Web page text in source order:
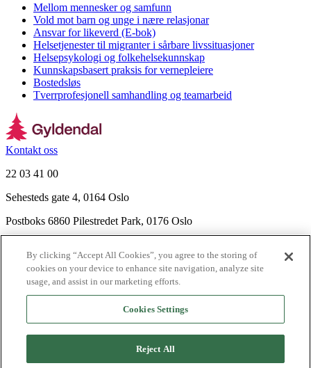
Mellom mennesker og samfunn
Vold mot barn og unge i nære relasjonar
Ansvar for likeverd (E-bok)
Helsetjenester til migranter i sårbare livssituasjoner
Helsepsykologi og folkehelsekunnskap
Kunnskapsbasert praksis for vernepleiere
Bostedsløs
Tverrprofesjonell samhandling og teamarbeid
Kontakt oss
22 03 41 00
Sehesteds gate 4, 0164 Oslo
Postboks 6860 Pilestredet Park, 0176 Oslo
Nyhetsbrev
Ledige stillinger
Send inn manus
Agency
By clicking “Accept All Cookies”, you agree to the storing of
cookies on your device to enhance site navigation, analyze site
usage, and assist in our marketing efforts.
Cookies Settings
Reject All